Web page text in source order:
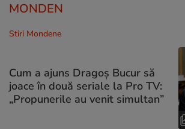
MONDEN
Stiri Mondene
Cum a ajuns Dragoș Bucur să
joace în două seriale la Pro TV:
„Propunerile au venit simultan”